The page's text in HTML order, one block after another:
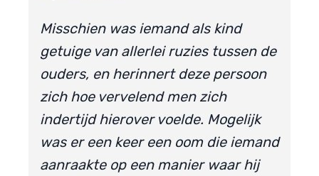
Misschien was iemand als kind
getuige van allerlei ruzies tussen de
ouders, en herinnert deze persoon
zich hoe vervelend men zich
indertijd hierover voelde. Mogelijk
was er een keer een oom die iemand
aanraakte op een manier waar hij